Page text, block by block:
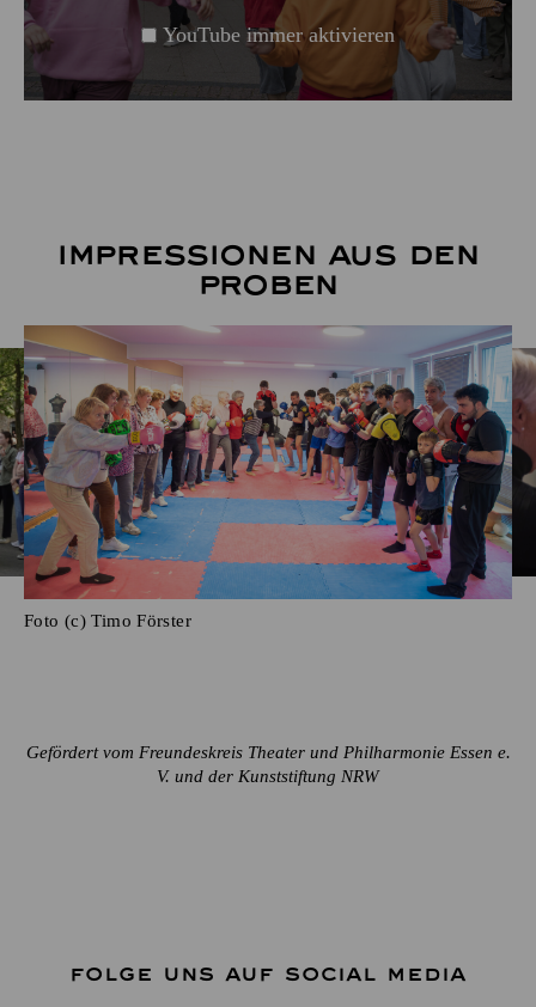
YouTube immer aktivieren
Impressionen aus den
Proben
Foto (c) Timo Förster
Gefördert vom Freundeskreis Theater und Philharmonie Essen e.
V. und der Kunststiftung NRW
FOLGE UNS AUF SOCIAL MEDIA